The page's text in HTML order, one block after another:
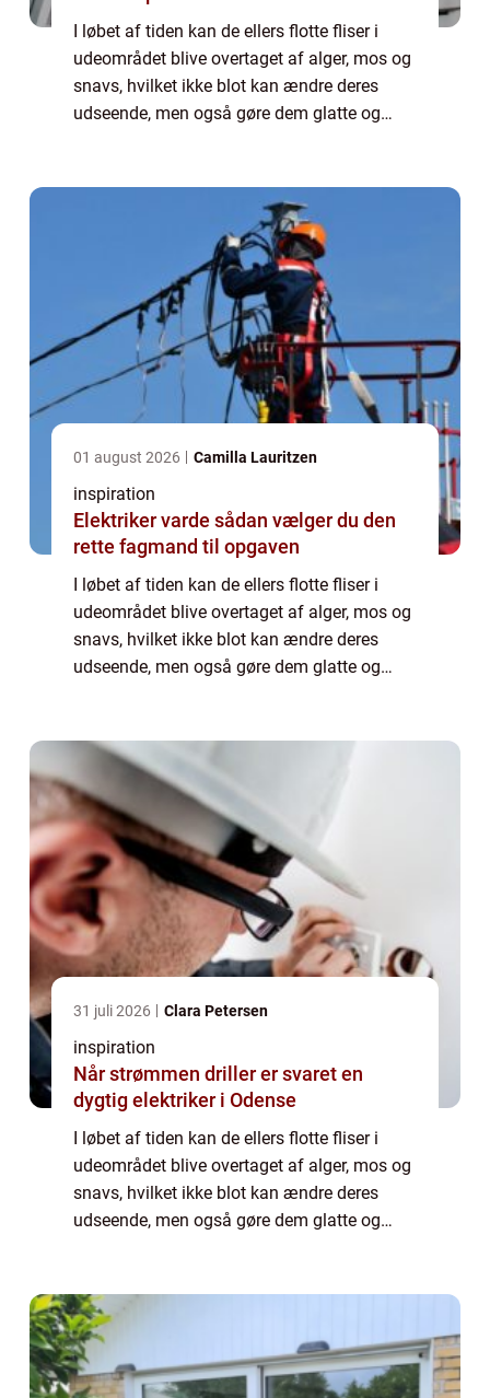
I løbet af tiden kan de ellers flotte fliser i
udeområdet blive overtaget af alger, mos og
snavs, hvilket ikke blot kan ændre deres
udseende, men også gøre dem glatte og
01 august 2026 Camilla Lauritzen
inspiration
Elektriker varde sådan vælger du den
rette fagmand til opgaven
I løbet af tiden kan de ellers flotte fliser i
udeområdet blive overtaget af alger, mos og
snavs, hvilket ikke blot kan ændre deres
udseende, men også gøre dem glatte og
31 juli 2026 Clara Petersen
inspiration
Når strømmen driller er svaret en
dygtig elektriker i Odense
I løbet af tiden kan de ellers flotte fliser i
udeområdet blive overtaget af alger, mos og
snavs, hvilket ikke blot kan ændre deres
udseende, men også gøre dem glatte og